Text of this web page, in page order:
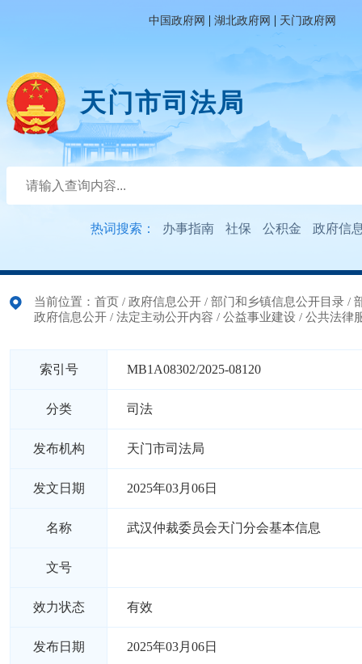
中国政府网 | 湖北政府网 | 天门政府网
天门市司法局
热词搜索： 办事指南 社保 公积金 政府信
当前位置： 首页 / 政府信息公开 / 部门和乡镇信息公开目录 /
政府信息公开 / 法定主动公开内容 / 公益事业建设 / 公共法律
索引号 MB1A08302/2025-08120
分类 司法
发布机构 天门市司法局
发文日期 2025年03月06日
名称 武汉仲裁委员会天门分会基本信息
文号
效力状态 有效
发布日期 2025年03月06日